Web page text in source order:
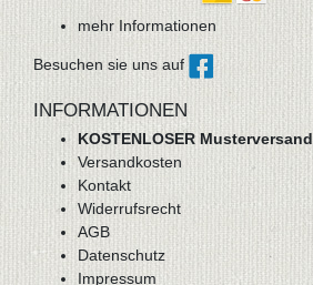
mehr Informationen
Besuchen sie uns auf
INFORMATIONEN
KOSTENLOSER Musterversand
Versandkosten
Kontakt
Widerrufsrecht
AGB
Datenschutz
Impressum